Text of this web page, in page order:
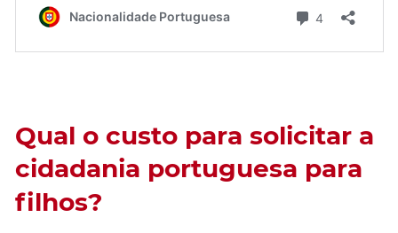
Qual o custo para solicitar a
cidadania portuguesa para
filhos?